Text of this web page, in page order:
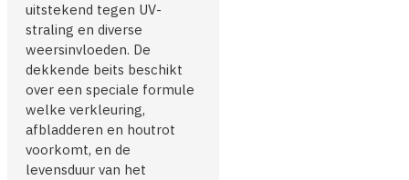
uitstekend tegen UV-
straling en diverse
weersinvloeden. De
dekkende beits beschikt
over een speciale formule
welke verkleuring,
afbladderen en houtrot
voorkomt, en de
levensduur van het